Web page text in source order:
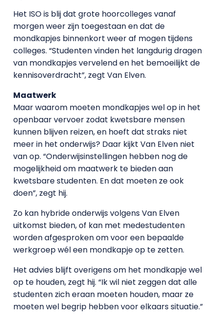
Het ISO is blij dat grote hoorcolleges vanaf
morgen weer zijn toegestaan en dat de
mondkapjes binnenkort weer af mogen tijdens
colleges. “Studenten vinden het langdurig dragen
van mondkapjes vervelend en het bemoeilijkt de
kennisoverdracht”, zegt Van Elven.
Maatwerk
Maar waarom moeten mondkapjes wel op in het
openbaar vervoer zodat kwetsbare mensen
kunnen blijven reizen, en hoeft dat straks niet
meer in het onderwijs? Daar kijkt Van Elven niet
van op. “Onderwijsinstellingen hebben nog de
mogelijkheid om maatwerk te bieden aan
kwetsbare studenten. En dat moeten ze ook
doen”, zegt hij.
Zo kan hybride onderwijs volgens Van Elven
uitkomst bieden, of kan met medestudenten
worden afgesproken om voor een bepaalde
werkgroep wél een mondkapje op te zetten.
Het advies blijft overigens om het mondkapje wel
op te houden, zegt hij. “Ik wil niet zeggen dat alle
studenten zich eraan moeten houden, maar ze
moeten wel begrip hebben voor elkaars situatie.”